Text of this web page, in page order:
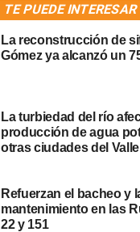
TE PUEDE INTERESAR
La reconstrucción de
Gómez ya alcanzó un
La turbiedad del río
producción de agua
otras ciudades del Valle
Refuerzan el bacheo y
mantenimiento en las
22 y 151